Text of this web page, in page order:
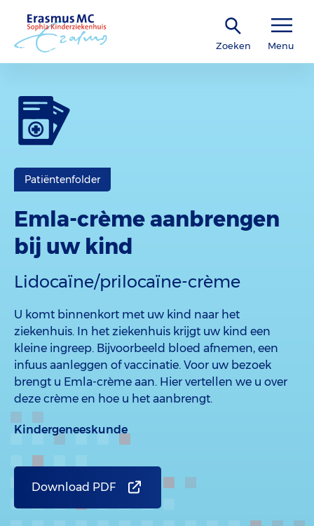
Zoeken Menu
Patiëntenfolder
Emla-crème aanbrengen
bij uw kind
Lidocaïne/prilocaïne-crème
U komt binnenkort met uw kind naar het
ziekenhuis. In het ziekenhuis krijgt uw kind een
kleine ingreep. Bijvoorbeeld bloed afnemen, een
infuus aanleggen of vaccinatie. Voor uw bezoek
brengt u Emla-crème aan. Hier vertellen we u over
deze crème en hoe u het aanbrengt.
Kindergeneeskunde
Download PDF